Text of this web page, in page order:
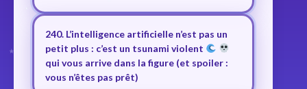
240. L’intelligence artificielle n’est pas un
petit plus : c’est un tsunami violent
qui vous arrive dans la figure (et spoiler :
vous n’êtes pas prêt)